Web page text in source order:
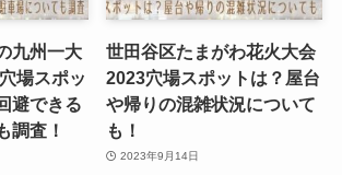
九州一大
場スポッ
避できる
調査！
世田谷区たまがわ花火大会
2023穴場スポットは？屋台
や帰りの混雑状況について
も！
2023年9月14日